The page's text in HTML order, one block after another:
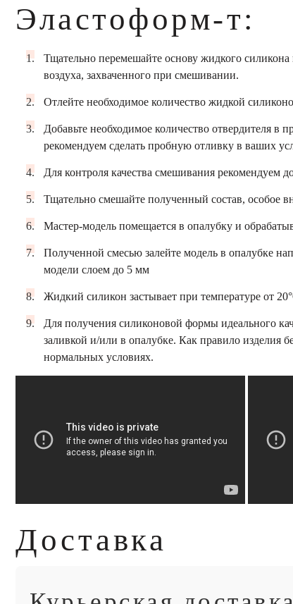
Эластоформ-т:
Тщательно перемешайте основу жидкого силикона
воздуха, захваченного при смешивании.
Отлейте необходимое количество жидкой
Добавьте необходимое количество отвердителя в
рекомендуем сделать пробную отливку в ваших
Для контроля качества смешивания рекомендуем
Тщательно смешайте полученный состав, особое
Мастер-модель помещается в опалубку и
Полученной смесью залейте модель в опалубке
модели слоем до 5 мм
Жидкий силикон застывает при температуре от
Для получения силиконовой формы идеального
заливкой и/или в опалубке. Как правило изделия
нормальных условиях.
Доставка